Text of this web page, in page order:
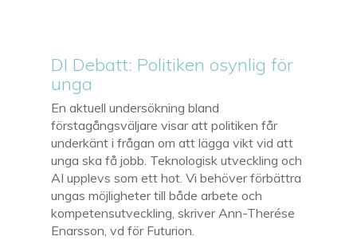
DI Debatt: Politiken osynlig för
unga
En aktuell undersökning bland
förstagångsväljare visar att politiken får
underkänt i frågan om att lägga vikt vid att
unga ska få jobb. Teknologisk utveckling och
AI upplevs som ett hot. Vi behöver förbättra
ungas möjligheter till både arbete och
kompetensutveckling, skriver Ann-Therése
Enarsson, vd för Futurion.